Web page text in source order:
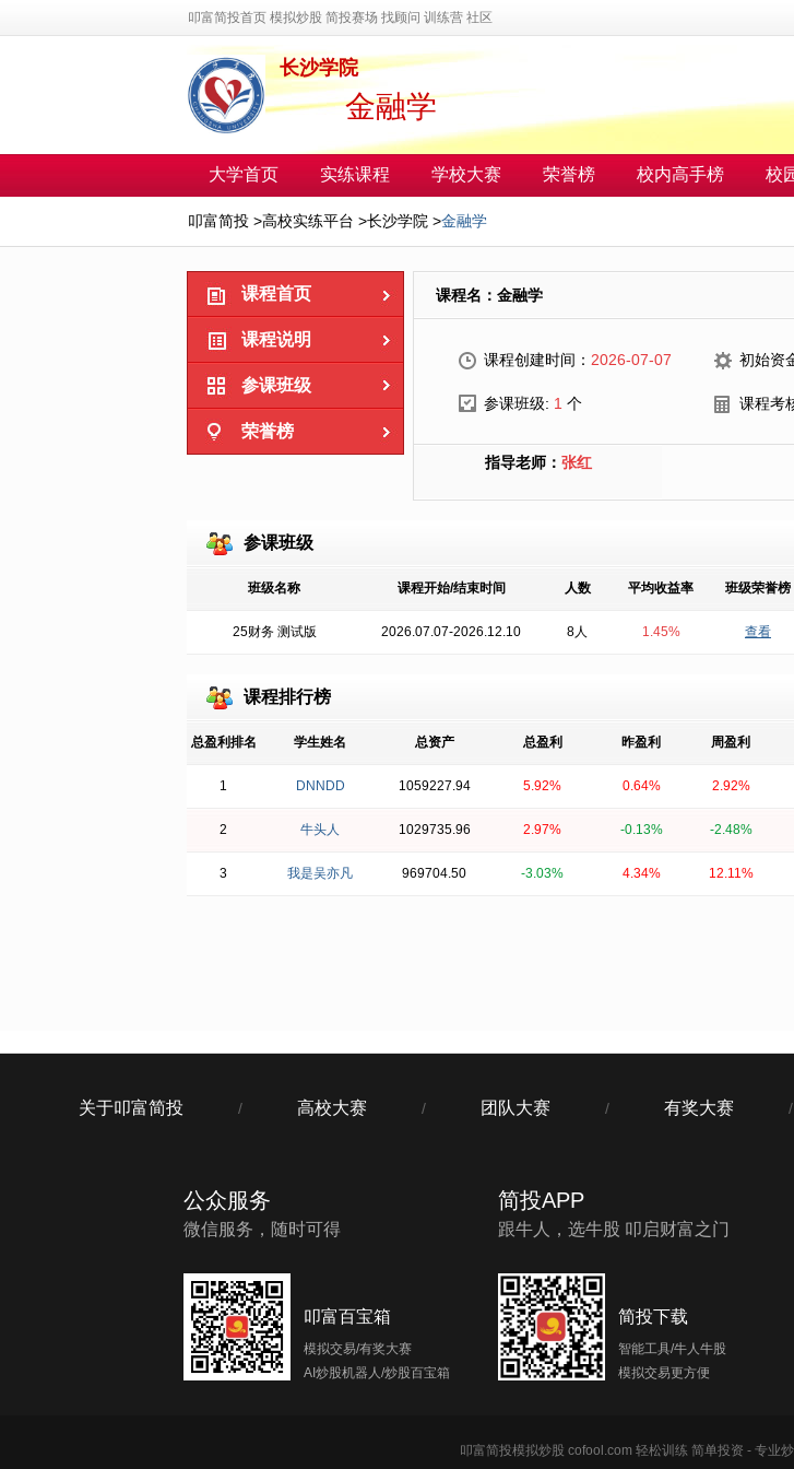
叩富简投首页 模拟炒股 简投赛场 找顾问 训练营 社区
长沙学院
金融学
大学首页 实练课程 学校大赛 荣誉榜 校内高手榜 校
叩富简投 >高校实练平台 >长沙学院 >金融学
课程首页
课程说明
参课班级
荣誉榜
课程名：金融学
课程创建时间： 2026-07-07 初始资
参课班级: 1 个 课程考
指导老师： 张红
参课班级
班级名称 课程开始/结束时间 人数 平均收益率 班级荣誉榜
25财务 测试版 2026.07.07-2026.12.10 8人 1.45% 查看
课程排行榜
总盈利排名 学生姓名 总资产 总盈利 昨盈利 周盈利
1 DNNDD 1059227.94 5.92% 0.64% 2.92%
2 牛头人 1029735.96 2.97% -0.13% -2.48%
3 我是吴亦凡 969704.50 -3.03% 4.34% 12.11%
关于叩富简投 / 高校大赛 / 团队大赛 / 有奖大赛 /
公众服务
微信服务，随时可得
叩富百宝箱
模拟交易/有奖大赛
AI炒股机器人/炒股百宝箱
简投APP
跟牛人，选牛股 叩启财富之门
简投下载
智能工具/牛人牛股
模拟交易更方便
叩富简投模拟炒股 cofool.com 轻松训练 简单投资 - 专业